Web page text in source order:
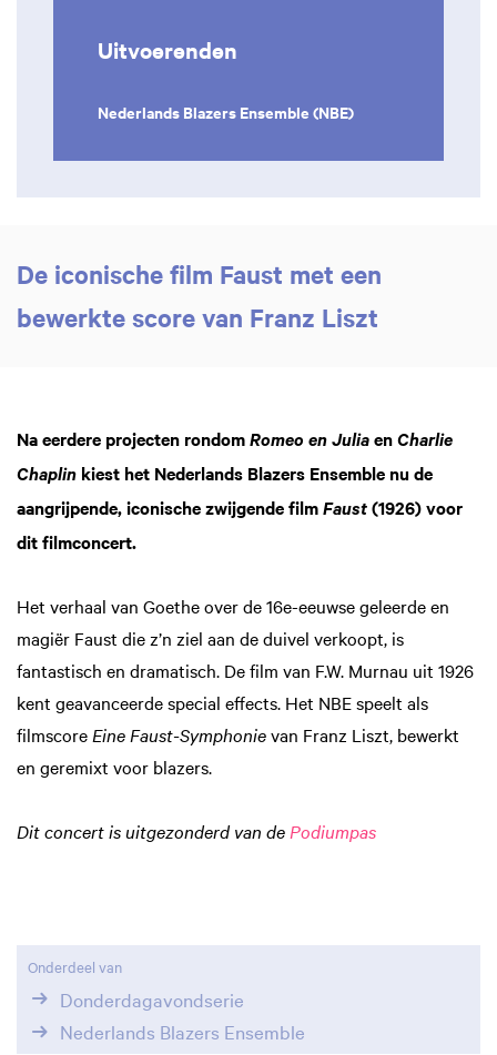
Uitvoerenden
Nederlands Blazers Ensemble (NBE)
De iconische film Faust met een
bewerkte score van Franz Liszt
Na eerdere projecten rondom Romeo en Julia en Charlie
Chaplin kiest het Nederlands Blazers Ensemble nu de
aangrijpende, iconische zwijgende film Faust (1926) voor
dit filmconcert.
Het verhaal van Goethe over de 16e-eeuwse geleerde en
magiër Faust die z’n ziel aan de duivel verkoopt, is
fantastisch en dramatisch. De film van F.W. Murnau uit 1926
kent geavanceerde special effects. Het NBE speelt als
filmscore Eine Faust-Symphonievan Franz Liszt, bewerkt
en geremixt voor blazers.
Dit concert is uitgezonderd van de Podiumpas
Onderdeel van
Donderdagavondserie
Nederlands Blazers Ensemble